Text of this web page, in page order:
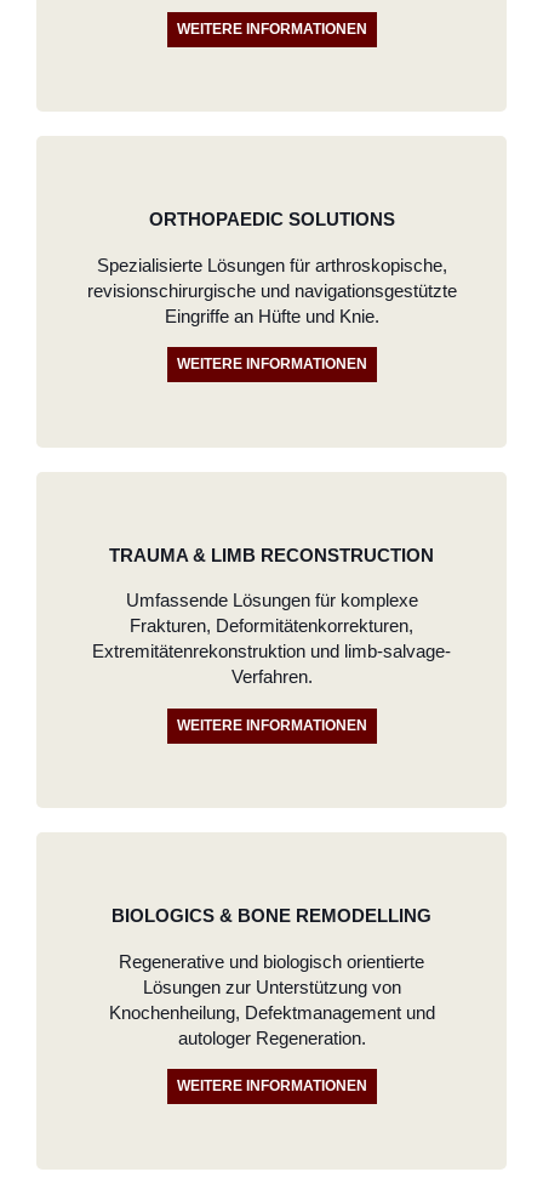
WEITERE INFORMATIONEN
ORTHOPAEDIC SOLUTIONS
Spezialisierte Lösungen für arthroskopische,
revisionschirurgische und navigationsgestützte
Eingriffe an Hüfte und Knie.
WEITERE INFORMATIONEN
TRAUMA & LIMB RECONSTRUCTION
Umfassende Lösungen für komplexe
Frakturen, Deformitätenkorrekturen,
Extremitätenrekonstruktion und limb-salvage-
Verfahren.
WEITERE INFORMATIONEN
BIOLOGICS & BONE REMODELLING
Regenerative und biologisch orientierte
Lösungen zur Unterstützung von
Knochenheilung, Defektmanagement und
autologer Regeneration.
WEITERE INFORMATIONEN